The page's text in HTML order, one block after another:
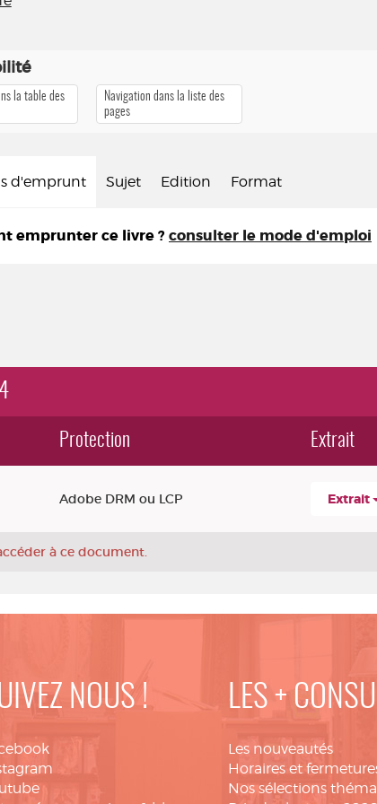
la table des
Navigation dans la liste des
pages
d'emprunt Sujet Edition Format
emprunter ce livre ? consulter le mode d'emploi
Protection Extrait
Adobe DRM ou LCP Extrait
à ce document.
NOUS ! LES +
Les nouveautés
Horaires et
Nos sélections